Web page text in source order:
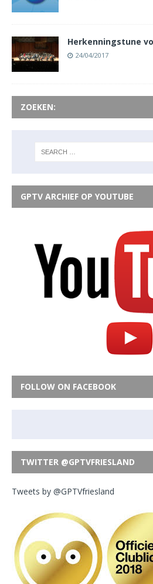
Herkenningstune
24/04/2017
ZOEKEN:
GPTV ARCHIEF OP YOUTUBE
FOLLOW ON FACEBOOK
TWITTER @GPTVFRIESLAND
Tweets by @GPTVfriesland